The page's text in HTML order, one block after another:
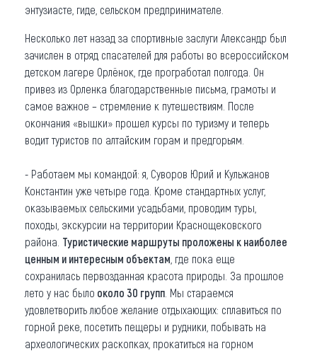
энтузиасте, гиде, сельском предпринимателе.
Несколько лет назад за спортивные заслуги Александр был
зачислен в отряд спасателей для работы во всероссийском
детском лагере Орлёнок, где програботал полгода. Он
привез из Орленка благодарственные письма, грамоты и
самое важное – стремление к путешествиям. После
окончания «вышки» прошел курсы по туризму и теперь
водит туристов по алтайским горам и предгорьям.
- Работаем мы командой: я, Суворов Юрий и Кульжанов
Константин уже четыре года. Кроме стандартных услуг,
оказываемых сельскими усадьбами, проводим туры,
походы, экскурсии на территории Краснощековского
района. Туристические маршруты проложены к наиболее
ценным и интересным объектам , где пока еще
сохранилась первозданная красота природы. За прошлое
лето у нас было около 30 групп . Мы стараемся
удовлетворить любое желание отдыхающих: сплавиться по
горной реке, посетить пещеры и рудники, побывать на
археологических раскопках, прокатиться на горном